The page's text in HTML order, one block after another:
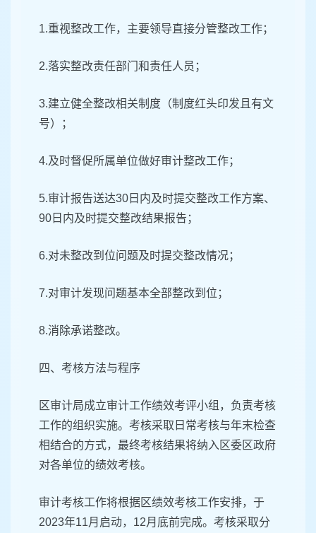
1.重视整改工作，主要领导直接分管整改工作；
2.落实整改责任部门和责任人员；
3.建立健全整改相关制度（制度红头印发且有文
号）；
4.及时督促所属单位做好审计整改工作；
5.审计报告送达30日内及时提交整改工作方案、
90日内及时提交整改结果报告；
6.对未整改到位问题及时提交整改情况；
7.对审计发现问题基本全部整改到位；
8.消除承诺整改。
四、考核方法与程序
区审计局成立审计工作绩效考评小组，负责考核
工作的组织实施。考核采取日常考核与年末检查
相结合的方式，最终考核结果将纳入区委区政府
对各单位的绩效考核。
审计考核工作将根据区绩效考核工作安排，于
2023年11月启动，12月底前完成。考核采取分